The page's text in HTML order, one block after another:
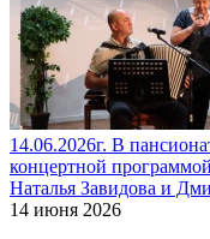
14.06.2026г. В
концертной
Наталья Завидова и
14 июня 2026